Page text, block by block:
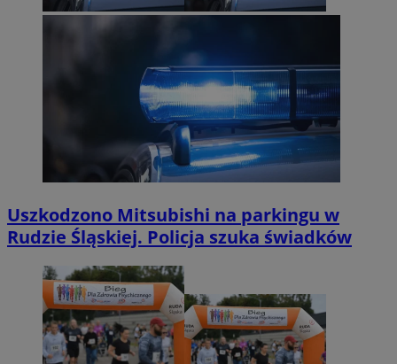
Uszkodzono Mitsubishi na parkingu w
Rudzie Śląskiej. Policja szuka świadków